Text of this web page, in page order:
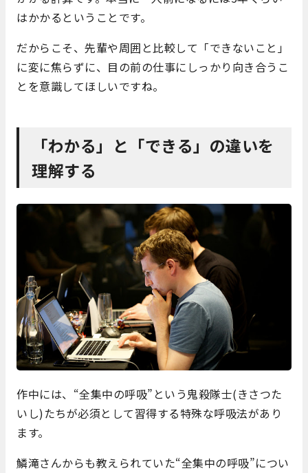
はかかるということです。
だからこそ、先輩や周囲と比較して「できないこと」
に変に焦らずに、目の前の仕事にしっかり向き合うこ
とを意識してほしいですね。
「わかる」と「できる」の違いを
理解する
作中には、“全集中の呼吸”という鬼殺隊士(きさつた
いし)たちが必須として習得する特殊な呼吸法があり
ます。
鱗滝さんからも教えられていた“全集中の呼吸”につい